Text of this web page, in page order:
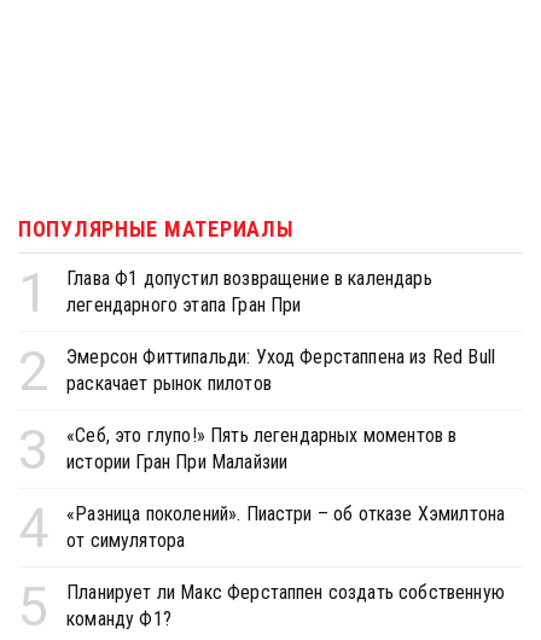
ПОПУЛЯРНЫЕ МАТЕРИАЛЫ
1
Глава Ф1 допустил возвращение в календарь
легендарного этапа Гран При
2
Эмерсон Фиттипальди: Уход Ферстаппена из Red Bull
раскачает рынок пилотов
3
«Себ, это глупо!» Пять легендарных моментов в
истории Гран При Малайзии
4
«Разница поколений». Пиастри – об отказе Хэмилтона
от симулятора
5
Планирует ли Макс Ферстаппен создать собственную
команду Ф1?